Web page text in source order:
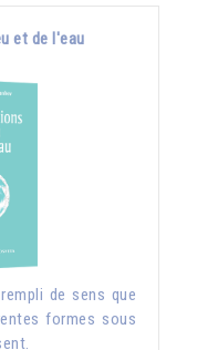
et de l'eau
de sens que
formes sous